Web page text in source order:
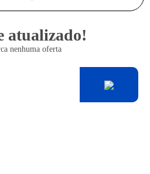
atualizado!
nenhuma oferta